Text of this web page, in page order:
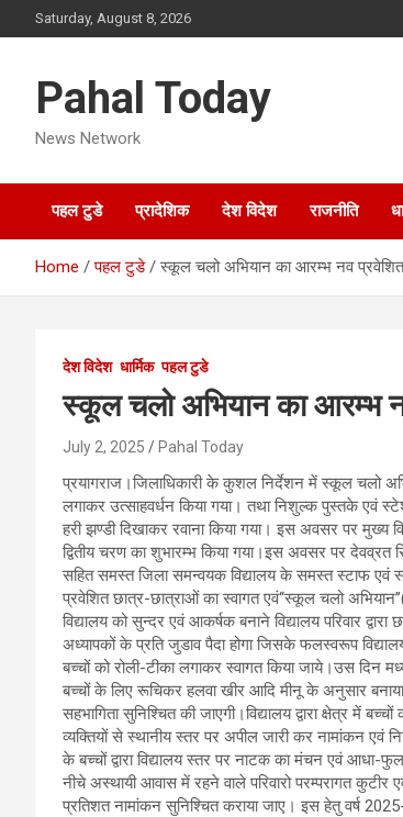
to
Saturday, August 8, 2026
Pahal Today
News Network
पहल टुडे प्रादेशिक देश विदेश राजनीति
Home पहल टुडे स्कूल चलो अभियान का आरम्भ नव प्रवेशित
देश विदेश धार्मिक पहल टुडे
स्कूल चलो अभियान का आरम्भ नव
July 2, 2025 Pahal Today
प्रयागराज।जिलाधिकारी के कुशल निर्देशन में स्कूल चलो
लगाकर उत्साहवर्धन किया गया। तथा निशुल्क पुस्तके एवं
हरी झण्डी दिखाकर रवाना किया गया। इस अवसर पर मुख्य
द्वितीय चरण का शुभारम्भ किया गया।इस अवसर पर देवव्रत
सहित समस्त जिला समन्वयक विद्यालय के समस्त स्टाफ एवं
प्रवेशित छात्र-छात्राओं का स्वागत एवं‘‘स्कूल चलो
विद्यालय को सुन्दर एवं आकर्षक बनाने विद्यालय परिवार
अध्यापकों के प्रति जुडाव पैदा होगा जिसके फलस्वरूप
बच्चों को रोली-टीका लगाकर स्वागत किया जाये।उस दिन
बच्चों के लिए रूचिकर हलवा खीर आदि मीनू के अनुसार बनाया
सहभागिता सुनिश्चित की जाएगी।विद्यालय द्वारा क्षेत्र में
व्यक्तियों से स्थानीय स्तर पर अपील जारी कर नामांकन एवं
के बच्चों द्वारा विद्यालय स्तर पर नाटक का मंचन एवं
नीचे अस्थायी आवास में रहने वाले परिवारो परम्परागत
प्रतिशत नामांकन सुनिश्चित कराया जाए। इस हेतु वर्ष